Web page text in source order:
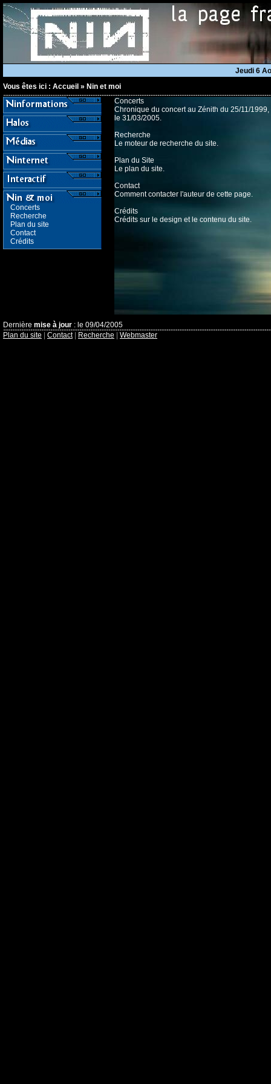
Jeudi 6
Vous êtes ici : Accueil » Nin et moi
Concerts
Recherche
Plan du site
Contact
Crédits
Concerts
Chronique du concert au Zénith du 25/11/
le 31/03/2005.
Recherche
Le moteur de recherche du site.
Plan du Site
Le plan du site.
Contact
Comment contacter l'auteur de cette page.
Crédits
Crédits sur le design et le contenu du site.
Dernière mise à jour : le 09/04/2005
Plan du site
Contact| Recherche Webmaster